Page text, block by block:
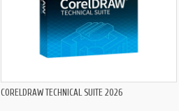
CORELDRAW TECHNICAL SUITE 2026